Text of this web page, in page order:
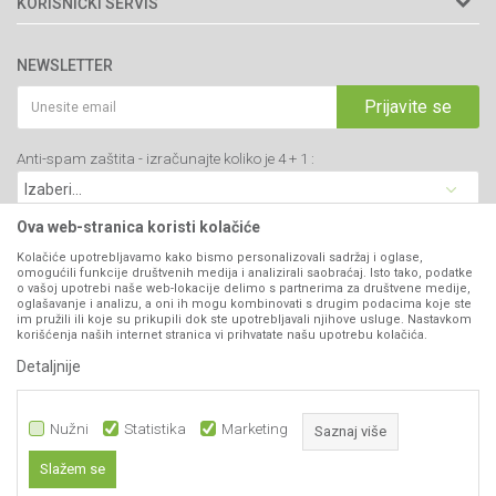
34000 Kragujevac, Srbija
webshop@agromarket.rs
PIB: 102135221
Matični broj: 07593252
Prodavnice
Brendovi
Katalozi
Blog
Najčešća pitanja
Politika privatnosti
Kako kupiti
Isporuka
Click & Collect
Načini plaćanja
Plaćanje karticama
Web kredit Raiffeisen banke
Pravo na odustajanje
Reklamacije
Zamena artikala
NEWSLETTER
Prijavite se
Anti-spam zaštita - izračunajte koliko je 4 + 1 :
VIBER I SMS NEWSLETTER
Prijavite se
PRATITE NAS
Ova web-stranica koristi kolačiće
Kolačiće upotrebljavamo kako bismo personalizovali sadržaj i oglase,
omogućili funkcije društvenih medija i analizirali saobraćaj. Isto tako, podatke
o vašoj upotrebi naše web-lokacije delimo s partnerima za društvene medije,
oglašavanje i analizu, a oni ih mogu kombinovati s drugim podacima koje ste
im pružili ili koje su prikupili dok ste upotrebljavali njihove usluge. Nastavkom
korišćenja naših internet stranica vi prihvatate našu upotrebu kolačića.
Detaljnije
Nužni Statistika Marketing Saznaj više
Slažem se